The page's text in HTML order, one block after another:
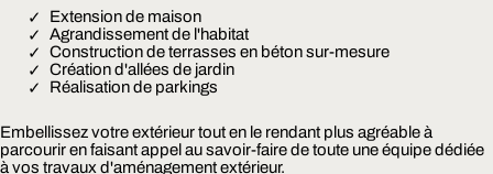
Extension de maison
Agrandissement de l'habitat
Construction de terrasses en béton sur-mesure
Création d'allées de jardin
Réalisation de parkings
Embellissez votre extérieur tout en le rendant plus agréable à
parcourir en faisant appel au savoir-faire de toute une équipe dédiée
à vos travaux d'aménagement extérieur.